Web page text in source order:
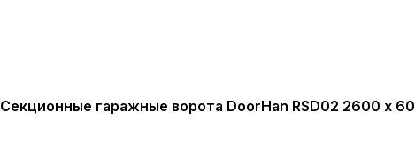
Секционные гаражные ворота DoorHan RSD02 2600 х